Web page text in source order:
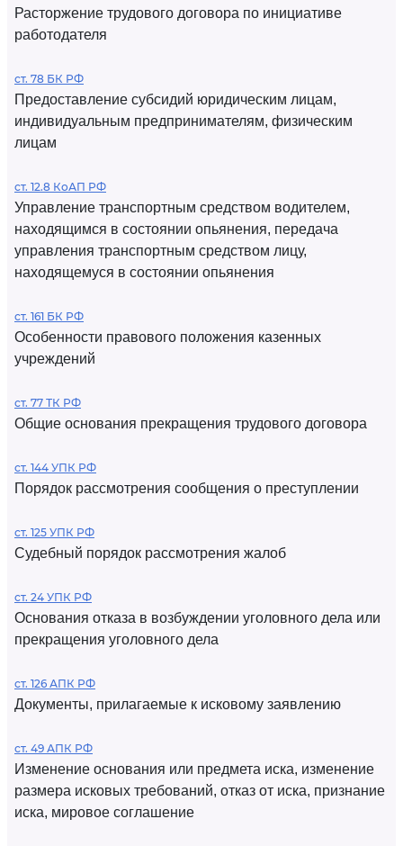
Расторжение трудового договора по инициативе
работодателя
ст. 78 БК РФ
Предоставление субсидий юридическим лицам,
индивидуальным предпринимателям, физическим
лицам
ст. 12.8 КоАП РФ
Управление транспортным средством водителем,
находящимся в состоянии опьянения, передача
управления транспортным средством лицу,
находящемуся в состоянии опьянения
ст. 161 БК РФ
Особенности правового положения казенных
учреждений
ст. 77 ТК РФ
Общие основания прекращения трудового договора
ст. 144 УПК РФ
Порядок рассмотрения сообщения о преступлении
ст. 125 УПК РФ
Судебный порядок рассмотрения жалоб
ст. 24 УПК РФ
Основания отказа в возбуждении уголовного дела или
прекращения уголовного дела
ст. 126 АПК РФ
Документы, прилагаемые к исковому заявлению
ст. 49 АПК РФ
Изменение основания или предмета иска, изменение
размера исковых требований, отказ от иска, признание
иска, мировое соглашение